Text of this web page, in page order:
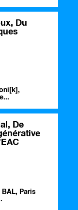
Du
De
Paris